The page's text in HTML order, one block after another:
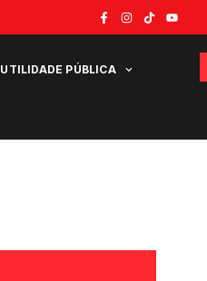
UTILIDADE PÚBLICA